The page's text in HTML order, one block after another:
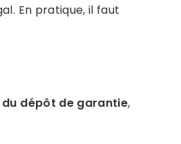
En pratique, il faut
dépôt de garantie,